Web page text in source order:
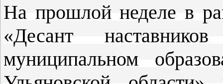
На прошлой неделе в
«Десант
муниципальном